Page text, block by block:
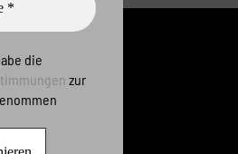
die
zur